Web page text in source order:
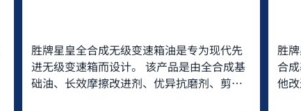
胜牌星皇全合成无级变速箱油是专为现代先
进无级变速箱而设计。 该产品是由全合成基
础油、长效摩擦改进剂、优异抗磨剂、剪切
胜
合
他